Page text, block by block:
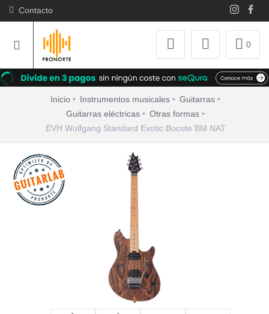
Contacto
0
Inicio Instrumentos musicales
Guitarras
Guitarras eléctricas
Otras formas
EVH Wolfgang Standard Exotic Bocote BM NAT